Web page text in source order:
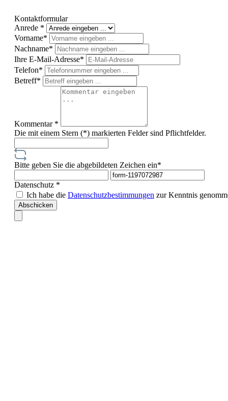
Kontaktformular
Anrede *
Vorname*
Nachname*
Ihre E-Mail-Adresse*
Telefon*
Betreff*
Kommentar *
Die mit einem Stern (*) markierten Felder sind Pflichtfelder.
Bitte geben Sie die abgebildeten Zeichen ein*
Datenschutz *
Ich habe die Datenschutzbestimmungen zur Kenntnis
Abschicken